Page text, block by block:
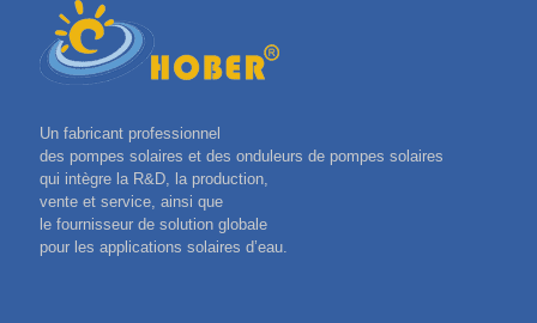
Un fabricant professionnel
des pompes solaires et des onduleurs de pompes solaires
qui intègre la R&D, la production,
vente et service, ainsi que
le fournisseur de solution globale
pour les applications solaires d’eau.